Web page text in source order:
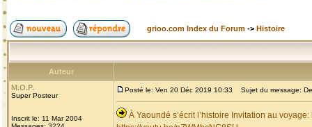
grioo.com Index du Forum -> Histoire
Auteur
M.O.P.
Super Posteur
Inscrit le: 11 Mar 2004
Posté le: Ven 20 Déc 2019 10:33 Sujet du message:
À Yaoundé s’écrit l’histoire Invitation au